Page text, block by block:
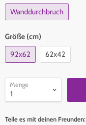
Wanddurchbruch
Größe (cm)
92x62
62x42
Menge
Teile es mit deinen Freunden: